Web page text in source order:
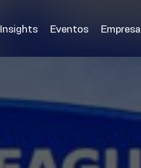
Insights Eventos Empresa